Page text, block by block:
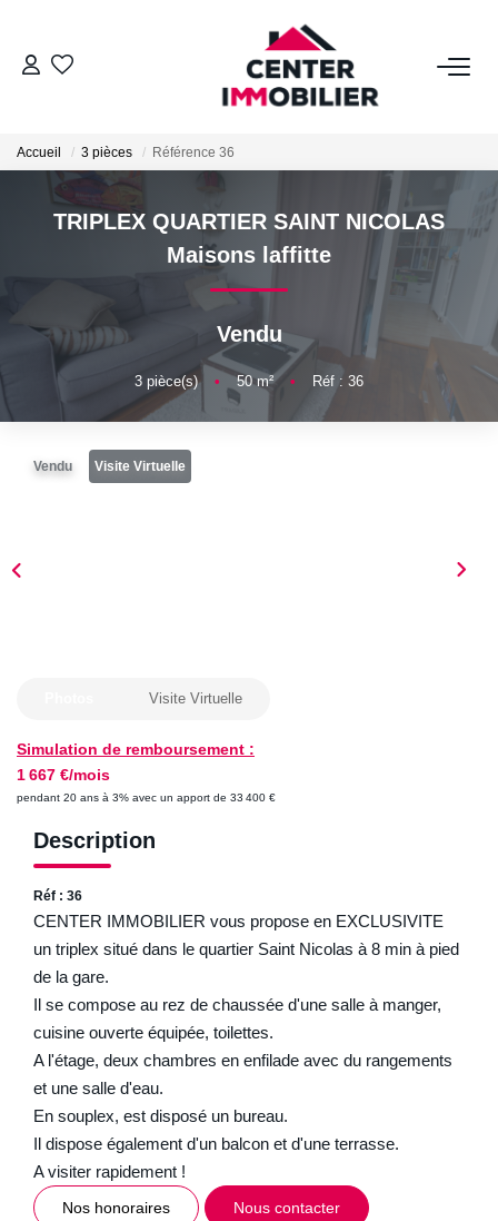
ACHETER
Nos Biens
Déposer Un Dossier
FAIRE GÉRER
Nos Actualités
Accueil 3 pièces Référence 36
TRIPLEX QUARTIER SAINT NICOLAS
Maisons laffitte
Vendu
3 pièce(s) • 50m² • Réf : 36
Vendu Visite Virtuelle
Simulation de remboursement :
1 667 €/mois
pendant 20 ans à 3% avec un apport de 33 400 €
Visite Virtuelle
Description
Réf : 36
CENTER IMMOBILIER vous propose en EXCLUSIVITE
un triplex situé dans le quartier Saint Nicolas à 8 min à pied
de la gare.
Il se compose au rez de chaussée d'une salle à manger,
cuisine ouverte équipée, toilettes.
A l'étage, deux chambres en enfilade avec du rangements
et une salle d'eau.
En souplex, est disposé un bureau.
Il dispose également d'un balcon et d'une terrasse.
A visiter rapidement !
Nos honoraires Nous contacter